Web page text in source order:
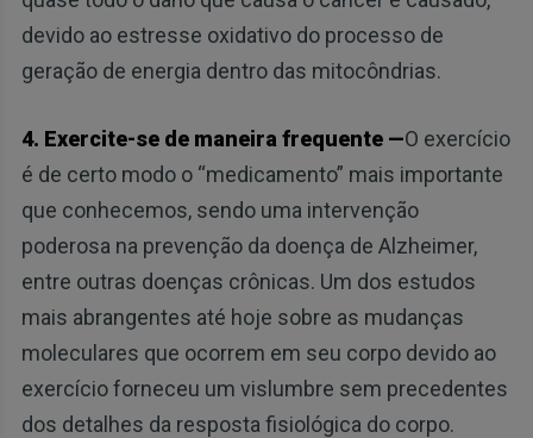
devido ao estresse oxidativo do processo de
geração de energia dentro das mitocôndrias.
4. Exercite-se de maneira frequente —O exercício
é de certo modo o “medicamento” mais importante
que conhecemos, sendo uma intervenção
poderosa na prevenção da doença de Alzheimer,
entre outras doenças crônicas. Um dos estudos
mais abrangentes até hoje sobre as mudanças
moleculares que ocorrem em seu corpo devido ao
exercício forneceu um vislumbre sem precedentes
dos detalhes da resposta fisiológica do corpo.